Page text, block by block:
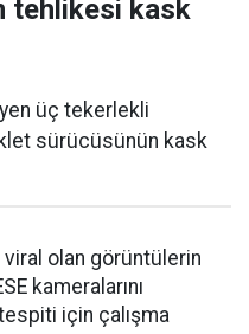
tehlikesi kask
üç tekerlekli
sürücüsünün kask
olan görüntülerin
kameralarını
için çalışma